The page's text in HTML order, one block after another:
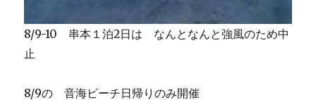
8/9-10 串本１泊2日は なんとなんと強風のため中
止
8/9の 音海ビーチ日帰りのみ開催